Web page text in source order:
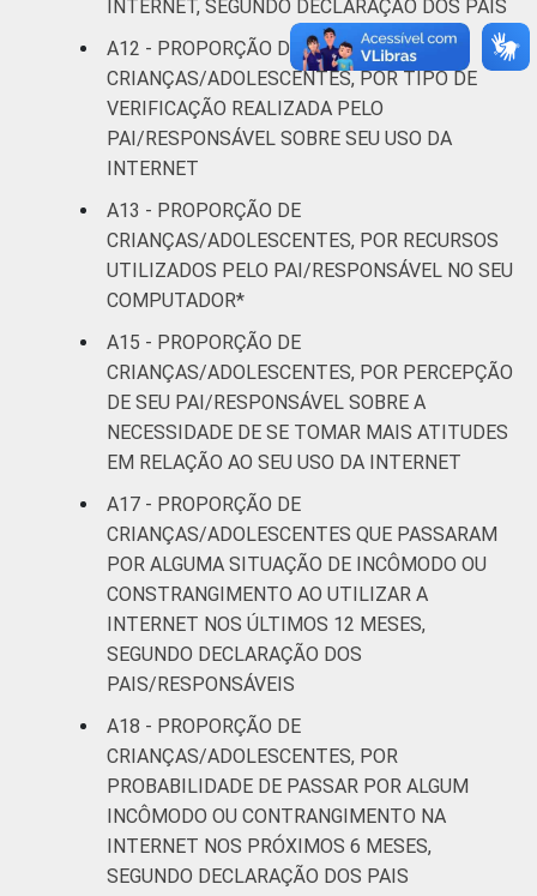
INTERNET, SEGUNDO DECLARAÇÃO DOS PAIS
A12 - PROPORÇÃO DE
CRIANÇAS/ADOLESCENTES, POR TIPO DE
VERIFICAÇÃO REALIZADA PELO
PAI/RESPONSÁVEL SOBRE SEU USO DA
INTERNET
A13 - PROPORÇÃO DE
CRIANÇAS/ADOLESCENTES, POR RECURSOS
UTILIZADOS PELO PAI/RESPONSÁVEL NO SEU
COMPUTADOR*
A15 - PROPORÇÃO DE
CRIANÇAS/ADOLESCENTES, POR PERCEPÇÃO
DE SEU PAI/RESPONSÁVEL SOBRE A
NECESSIDADE DE SE TOMAR MAIS ATITUDES
EM RELAÇÃO AO SEU USO DA INTERNET
A17 - PROPORÇÃO DE
CRIANÇAS/ADOLESCENTES QUE PASSARAM
POR ALGUMA SITUAÇÃO DE INCÔMODO OU
CONSTRANGIMENTO AO UTILIZAR A
INTERNET NOS ÚLTIMOS 12 MESES,
SEGUNDO DECLARAÇÃO DOS
PAIS/RESPONSÁVEIS
A18 - PROPORÇÃO DE
CRIANÇAS/ADOLESCENTES, POR
PROBABILIDADE DE PASSAR POR ALGUM
INCÔMODO OU CONTRANGIMENTO NA
INTERNET NOS PRÓXIMOS 6 MESES,
SEGUNDO DECLARAÇÃO DOS PAIS